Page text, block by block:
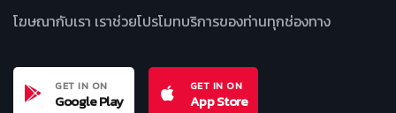
โฆษณากับเรา เราช่วยโปรโมทบริการของท่านทุกช่องทาง
GET IN ON
Google Play
GET IN ON
App Store